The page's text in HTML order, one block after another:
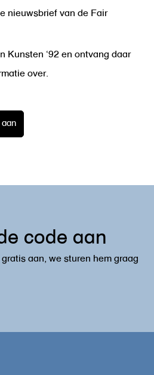
nieuwsbrief van de Fair
Kunsten ‘92 en ontvang daar
over.
code aan
aan, we sturen hem graag